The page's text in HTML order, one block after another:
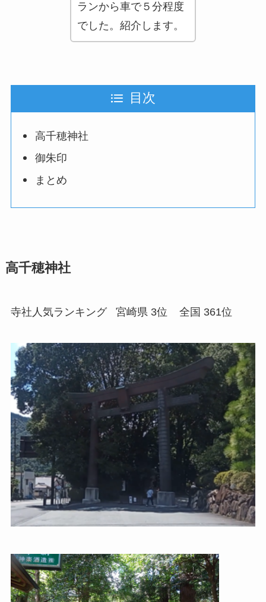
ランから車で５分程度
でした。紹介します。
目次
高千穂神社
御朱印
まとめ
高千穂神社
寺社人気ランキング 宮崎県 3位 全国 361位